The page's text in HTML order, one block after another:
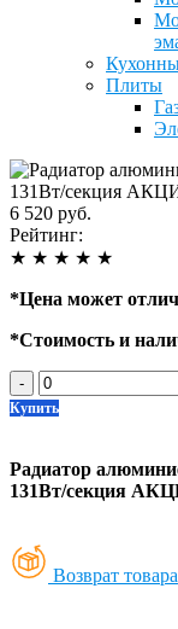
Плиты
6 520 руб.
Рейтинг:
★ ★ ★ ★ ★
*Цена может
*Стоимость и
-
Купить
Радиатор
131Вт/секция
Возврат товара